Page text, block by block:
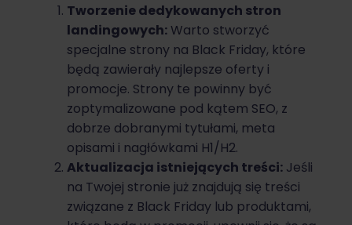
Tworzenie dedykowanych stron
landingowych:Warto stworzyć
specjalne strony na Black Friday, które
będą zawierały najlepsze oferty i
promocje. Strony te powinny być
zoptymalizowane pod kątem SEO, z
dobrze dobranymi tytułami, meta
opisami i nagłówkami H1/H2.
Aktualizacja istniejących treści: Jeśli
na Twojej stronie już znajdują się treści
związane z Black Friday lub produktami,